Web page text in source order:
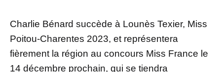
Charlie Bénard succède à Lounès Texier, Miss
Poitou-Charentes 2023, et représentera
fièrement la région au concours Miss France le
14 décembre prochain, qui se tiendra